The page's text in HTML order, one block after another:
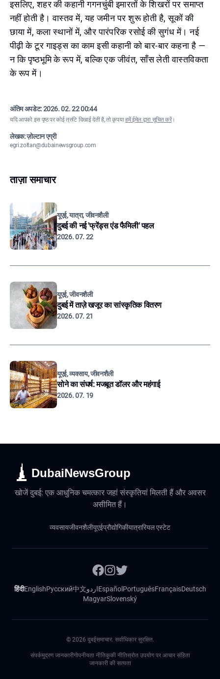
इसलिए, शहर की कहानी गगनचुंबी इमारतों के शिखरों पर समाप्त
नहीं होती है। वास्तव में, यह जमीन पर शुरू होती है, सूकों की
छाया में, कला स्थानों में, और पारंपरिक रसोई की सुगंध में। नई
पीढ़ी के टूर गाइड्स का काम इसी कहानी को बार-बार कहना है —
न कि पृष्ठभूमि के रूप में, बल्कि एक जीवंत, साँस लेती वास्तविकता
के रूप में।
अंतिम अपडेट:2026. 02. 22 00:44
यदि आपको इस पृष्ठ पर कोई त्रुटि दिखाई देती है, तो कृपयाहमें ईमेल द्वारा सूचित करें।
लेखक: ज़ोल्टान एग्री
egri.zoltan@dubainewsgroup.com
ताज़ा समाचार
यूएई, यात्रा, जीवनशैली
दुबई की नई 'फ्रेंड्स एंड फैमिली' पहल
2026. 07. 22
यूएई, जीवनशैली
दुबई में ताज़े खजूर का सांस्कृतिक वितरण
2026. 07. 21
यूएई, व्यवसाय, जीवनशैली
सोने का संघर्ष: मजबूत डॉलर और महंगाई
2026. 07. 19
DubaiNewsGroup
खोजें दुबई: एक आधुनिक चमत्कार जहां संस्कृतियां मिलती हैं और अवसर
असीमित हैं।
व्यवसायजीवनशैलीयूएईप्रौद्योगिकीयात्रारियल एस्टेट
हिंदीEnglishРусский中文اردوEspañol PortuguêsFrançaisDeutsch
MagyarSlovenský
© 2026 दुबईसमाचार. सर्वाधिकार सुरक्षित.
संपर्कमुद्रण जानकारीगोपनीयता नीतिकुकी नीतिस्रोत उपयोग पर आचार संहिता
जानकारी की सत्यता